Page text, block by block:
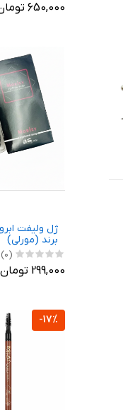
650,000 تومان
ژل ولیفت
برند (مورلی)
(0)
299,000 تومان
-17%